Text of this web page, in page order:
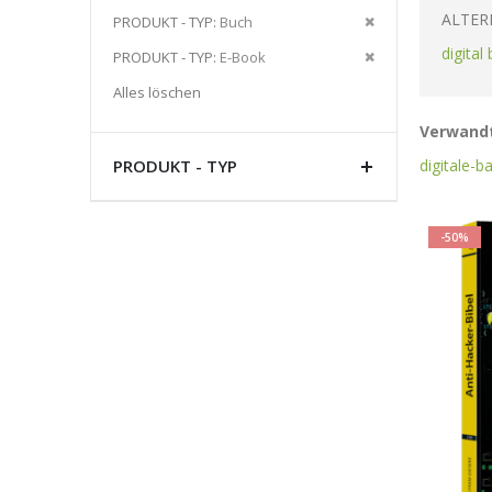
digital
digitale-
-50%
PRODUKT - TYP Buch
Diesen
PRODUKT - TYP E-Book
Diesen
Alles löschen
PRODUKT - TYP